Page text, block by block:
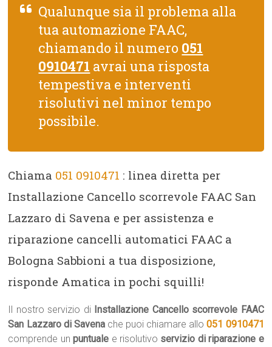
Qualunque sia il problema alla
tua automazione FAAC,
chiamando il numero 051
0910471 avrai una risposta
tempestiva e interventi
risolutivi nel minor tempo
possibile.
Chiama 051 0910471 : linea diretta per
Installazione Cancello scorrevole FAAC San
Lazzaro di Savena e per assistenza e
riparazione cancelli automatici FAAC a
Bologna Sabbioni a tua disposizione,
risponde Amatica in pochi squilli!
Il nostro servizio di Installazione Cancello scorrevole FAAC
San Lazzaro di Savena che puoi chiamare allo051 0910471
comprende unpuntuale e risolutivo servizio di riparazione e